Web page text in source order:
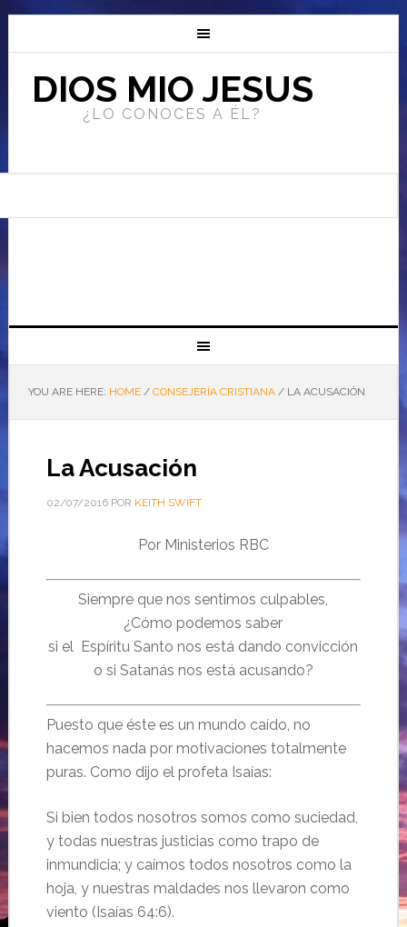
DIOS MIO JESUS
¿LO CONOCES A ÉL?
YOU ARE HERE: HOME / CONSEJERÍA CRISTIANA /LA ACUSACIÓN
La Acusación
02/07/2016POR KEITH SWIFT
Por Ministerios RBC
Siempre que nos sentimos culpables,
¿Cómo podemos saber
si el Espíritu Santo nos está dando convicción
o si Satanás nos está acusando?
Puesto que éste es un mundo caído, no
hacemos nada por motivaciones totalmente
puras. Como dijo el profeta Isaías:
Si bien todos nosotros somos como suciedad,
y todas nuestras justicias como trapo de
inmundicia; y caímos todos nosotros como la
hoja, y nuestras maldades nos llevaron como
viento (Isaías 64:6).